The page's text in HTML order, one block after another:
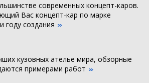
современных концепт-каров.
Вас концепт-кар по марке
году создания
кузовных ателье мира, обзорные
примерами работ